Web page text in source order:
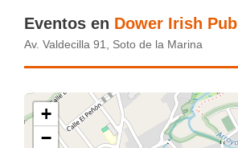
Eventos en Dower Irish Pub
Av. Valdecilla 91, Soto de la Marina
+
−